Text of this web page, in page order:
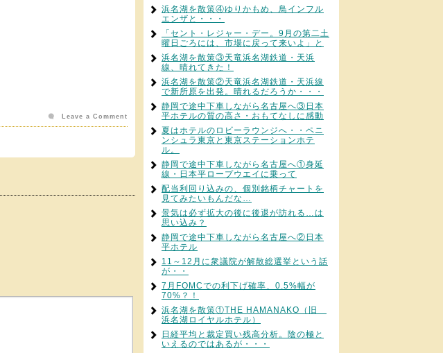
Leave a Comment
浜名湖を散策④ゆりかもめ、鳥インフル
エンザと・・・
「セント・レジャー・デー。9月の第二土
曜日ごろには、市場に戻って来いよ」と
浜名湖を散策③天竜浜名湖鉄道・天浜
線、晴れてきた！
浜名湖を散策②天竜浜名湖鉄道・天浜線
で新所原を出発。晴れるだろうか・・・
静岡で途中下車しながら名古屋へ③日本
平ホテルの質の高さ・おもてなしに感動
夏はホテルのロビーラウンジへ・・ペニ
ンシュラ東京と東京ステーションホテ
ル。
静岡で途中下車しながら名古屋へ①身延
線・日本平ロープウエイに乗って
配当利回り込みの、個別銘柄チャートを
見てみたいもんだな…
景気は必ず拡大の後に後退が訪れる…は
思い込み？
静岡で途中下車しながら名古屋へ②日本
平ホテル
11～12月に衆議院が解散総選挙という話
が・・
7月FOMCでの利下げ確率、0.5%幅が
70%？！
浜名湖を散策①THE HAMANAKO（旧
浜名湖ロイヤルホテル）
日経平均と裁定買い残高分析。陰の極と
いえるのではあるが・・・